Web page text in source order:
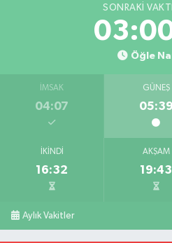
SONRAKI
Öğle
İMSAK
04:07
GÜNEŞ
05:39
İKINDI
16:32
AKŞAM
19:43
Aylık Vakitler